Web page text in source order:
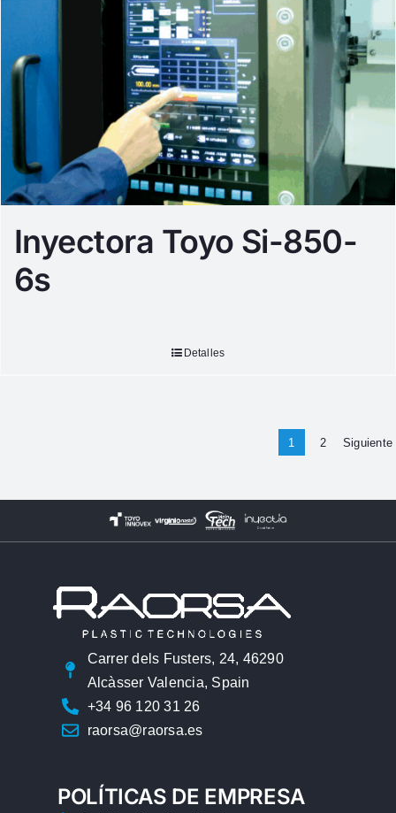
Inyectora Toyo Si-850-
6s
Detalles
1 2 Siguiente
Carrer dels Fusters, 24, 46290
Alcàsser Valencia, Spain
+34 96 120 31 26
raorsa@raorsa.es
POLÍTICAS DE EMPRESA